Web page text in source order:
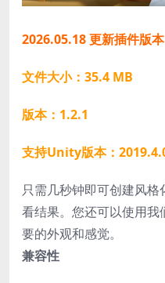
2026.05.18 更新插件版本
文件大小：35.4 MB
版本：1.2.1
支持Unity版本：
只需几秒钟即可创建风
看结果。您还可以使用
要的外观和感觉。
兼容性